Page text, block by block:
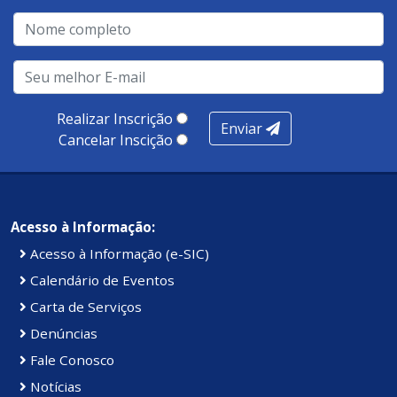
qualidade no atendimento remoto, gestão, oferta /
realização de soluções, ambiente de negócios,
infraestrutura, presença digital e cobertura e
produtividade. Somados, todos as categorias totalizam
Kennedy.Realizar Inscrição
Cancelar Inscição
Enviar
Acesso à Informação:
Acesso à Informação (e-SIC)
Calendário de Eventos
Carta de Serviços
Denúncias
Fale Conosco
Notícias